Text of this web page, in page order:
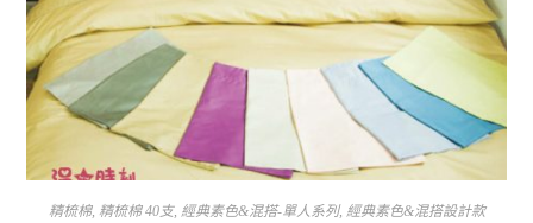
精梳棉, 精梳棉 40支, 經典素色&混搭-單人系列, 經典素色&混搭設計款